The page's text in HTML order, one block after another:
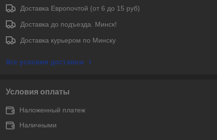
Доставка Европочтой (от 6 до 15 руб)
Доставка до подъезда. Минск!
Доставка курьером по Минску
Все условия доставки
Условия оплаты
Наложенный платеж
Наличными